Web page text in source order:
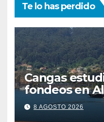
Te lo has perdido
Cangas
fondeos en
últimos
8 AGOSTO 2026